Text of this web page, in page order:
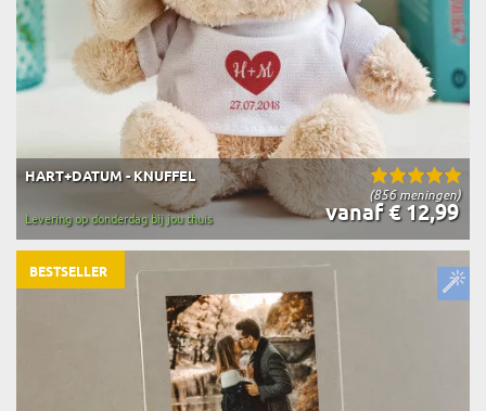
(856 meningen)
HART+DATUM - KNUFFEL
vanaf € 12,99
Levering op donderdag bij jou thuis
BESTSELLER